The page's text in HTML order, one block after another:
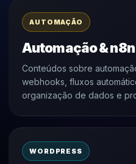
AUTOMAÇÃO
Automação & n8n
Conteúdos sobre
webhooks, fluxos
organização de dados e
WORDPRESS